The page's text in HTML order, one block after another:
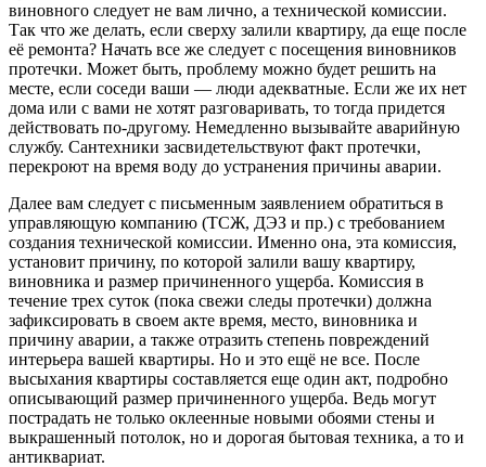
виновного следует не вам лично, а технической комиссии.
Так что же делать, если сверху залили квартиру, да еще после
её ремонта? Начать все же следует с посещения виновников
протечки. Может быть, проблему можно будет решить на
месте, если соседи ваши — люди адекватные. Если же их нет
дома или с вами не хотят разговаривать, то тогда придется
действовать по-другому. Немедленно вызывайте аварийную
службу. Сантехники засвидетельствуют факт протечки,
перекроют на время воду до устранения причины аварии.
Далее вам следует с письменным заявлением обратиться в
управляющую компанию (ТСЖ, ДЭЗ и пр.) с требованием
создания технической комиссии. Именно она, эта комиссия,
установит причину, по которой залили вашу квартиру,
виновника и размер причиненного ущерба. Комиссия в
течение трех суток (пока свежи следы протечки) должна
зафиксировать в своем акте время, место, виновника и
причину аварии, а также отразить степень повреждений
интерьера вашей квартиры. Но и это ещё не все. После
высыхания квартиры составляется еще один акт, подробно
описывающий размер причиненного ущерба. Ведь могут
пострадать не только оклеенные новыми обоями стены и
выкрашенный потолок, но и дорогая бытовая техника, а то и
антиквариат.